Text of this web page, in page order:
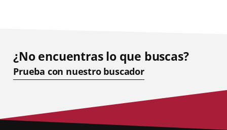
¿No encuentras lo que buscas?
Prueba con nuestro buscador